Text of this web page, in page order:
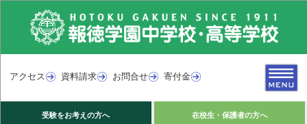
アクセス 資料請求 お問合せ 寄付金
受験をお考えの方へ 在校生・保護者の方へ